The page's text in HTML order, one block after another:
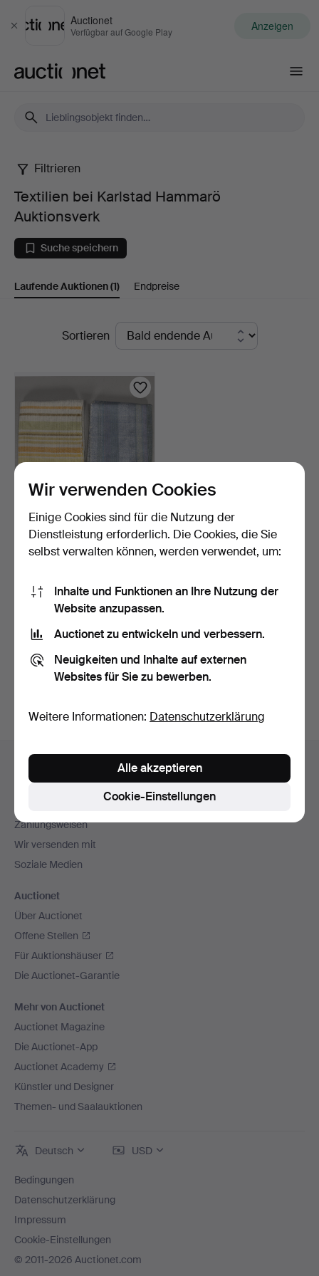
Schließen
Auctionet
Verfügbar auf Google Play Anzeigen
Textilien
bei
Karlstad
Hammarö
Filtrieren
Textilien bei Karlstad Hammarö
Auktionsverk
Suche speichern
Laufende Auktionen(1) Endpreise
LaufendeSortieren
SCHALS, 2 Stück, Wolle,
einer signiert "IB…
2 Tage
85 USD
Sie können auch inBeendete Auktionen aus unserem
suchen.
Fußzeilen-
Kontakt mit dem Support aufnehmen
Zahlungsweisen
Wir versenden mit
Soziale Medien
Auctionet
Über Auctionet
Offene Stellen
Für Auktionshäuser
Die Auctionet-Garantie
Mehr von Auctionet
Auctionet Magazine
Die Auctionet-App
Auctionet Academy
Künstler und Designer
Themen- und Saalauktionen
Deutsch USD
Bedingungen
Datenschutzerklärung
Impressum
Cookie-Einstellungen
© 2011-2026 Auctionet.com
Wir verwenden Cookies
Einige Cookies sind für die Nutzung der
Dienstleistung erforderlich. Die Cookies, die Sie
selbst verwalten können, werden verwendet, um:
Inhalte und Funktionen an Ihre Nutzung der
Website anzupassen.
Auctionet zu entwickeln und verbessern.
Neuigkeiten und Inhalte auf externen
Websites für Sie zu bewerben.
Weitere Informationen: Datenschutzerklärung
Cookie-Einstellungen
Alle akzeptieren